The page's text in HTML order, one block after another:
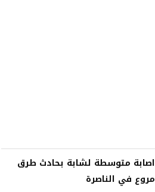
اصابة متوسطة لشابة بحادث طرق
مروع في الناصرة